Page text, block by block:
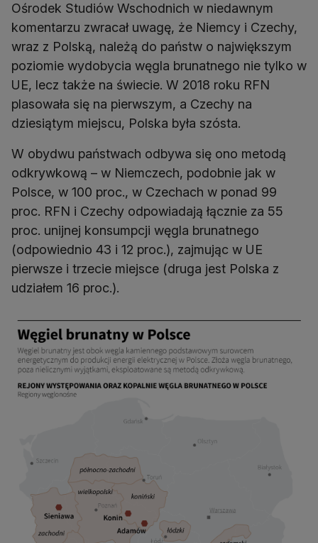
Ośrodek Studiów Wschodnich w niedawnym
komentarzu zwracał uwagę, że Niemcy i Czechy,
wraz z Polską, należą do państw o największym
poziomie wydobycia węgla brunatnego nie tylko w
UE, lecz także na świecie. W 2018 roku RFN
plasowała się na pierwszym, a Czechy na
dziesiątym miejscu, Polska była szósta.
W obydwu państwach odbywa się ono metodą
odkrywkową – w Niemczech, podobnie jak w
Polsce, w 100 proc., w Czechach w ponad 99
proc. RFN i Czechy odpowiadają łącznie za 55
proc. unijnej konsumpcji węgla brunatnego
(odpowiednio 43 i 12 proc.), zajmując w UE
pierwsze i trzecie miejsce (druga jest Polska z
udziałem 16 proc.).